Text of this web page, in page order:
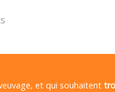
et qui souhaitent